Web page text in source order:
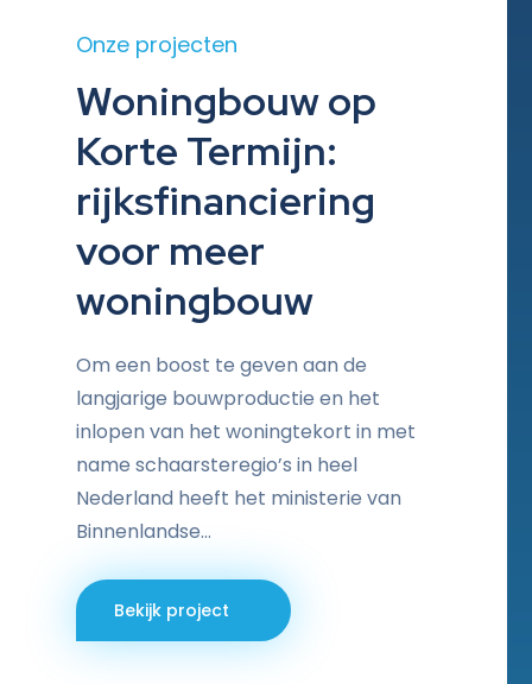
Onze projecten
Woningbouw op
Korte Termijn:
rijksfinanciering
voor meer
woningbouw
Om een boost te geven aan de
langjarige bouwproductie en het
inlopen van het woningtekort in met
name schaarsteregio’s in heel
Nederland heeft het ministerie van
Binnenlandse…
Bekijk project